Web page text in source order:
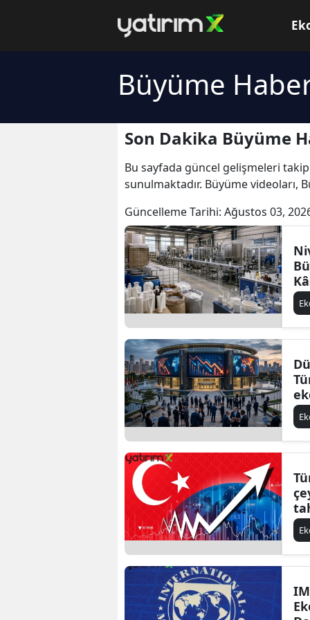
Büyüme
Son Dakika Büyüme
Bu sayfada güncel gelişmeleri
sunulmaktadır. Büyüme videoları,
Güncelleme Tarihi: Ağustos 03,